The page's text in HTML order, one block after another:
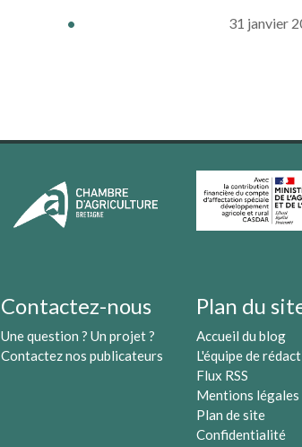
• 31 janvier
Contactez-nous
Une question ? Un projet ?
Contactez nos publicateurs
Plan du
Accueil du blog
L'équipe de
Flux RSS
Mentions légales
Plan de site
Confidentialité